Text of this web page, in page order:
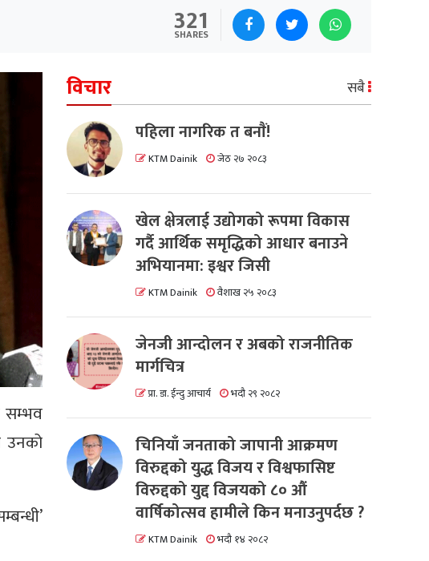
321
SHARES
सम्भव
उनको
विचार सबै
पहिला नागरिक त बनाैं!
KTM Dainik जेठ २७ २०८३
खेल क्षेत्रलाई उद्योगको रूपमा विकास
गर्दै आर्थिक समृद्धिको आधार बनाउने
अभियानमा: इश्वर जिसी
KTM Dainik वैशाख २५ २०८३
जेनजी आन्दोलन र अबको राजनीतिक
मार्गचित्र
प्रा. डा. ईन्दु आचार्य भदौ २९ २०८२
चिनियाँ जनताको जापानी आक्रमण
विरुद्दको युद्ध विजय र विश्वफासिष्ट
विरुद्दको युद्द विजयको ८० औं
वार्षिकोत्सव हामीले किन मनाउनुपर्दछ ?
KTM Dainik भदौ १४ २०८२